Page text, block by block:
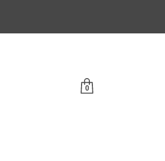
0